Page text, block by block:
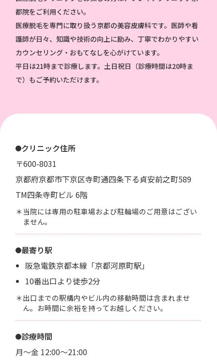
都院をご利用ください。
医療脱毛を専門に取り扱う京都の美容皮膚科です。医師や看
護師が日々、知識や技術の向上に励み、 丁寧でわかりやすい
カウンセリング・おもてなしを心がけています。
平日は21時まで診療します。土日祝日（診療時間は20時ま
で）もご予約いただけます。
クリニック住所
〒600-8031
京都府京都市下京区寺町通四条下る貞安前之町589
TM四条寺町ビル 6階
当院には専用の駐車場および駐輪場のご用意はござい
ません。
最寄り駅
阪急電鉄京都本線「京都河原町駅」
10番出口より徒歩2分
出口までの駅構内やビル内の移動時間は含まれませ
ん。お時間に余裕を持ってお越しください。
診療時間
月～金 12:00～21:00